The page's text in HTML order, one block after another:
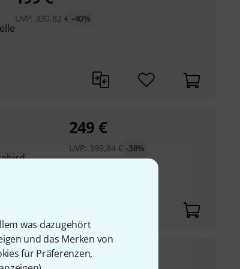
was dazugehört
und das Merken von
für Präferenzen,
UVP: 330,82 € -40%
,
249 €
UVP: 399,84 € -38%